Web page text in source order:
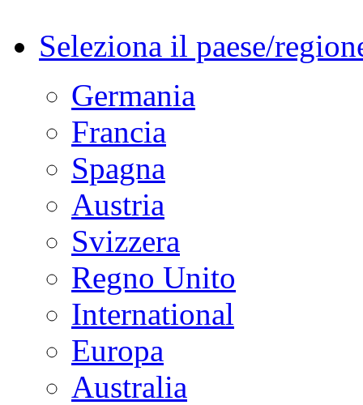
Seleziona il paese/
Germania
Francia
Spagna
Austria
Svizzera
Regno Unito
International
Europa
Australia